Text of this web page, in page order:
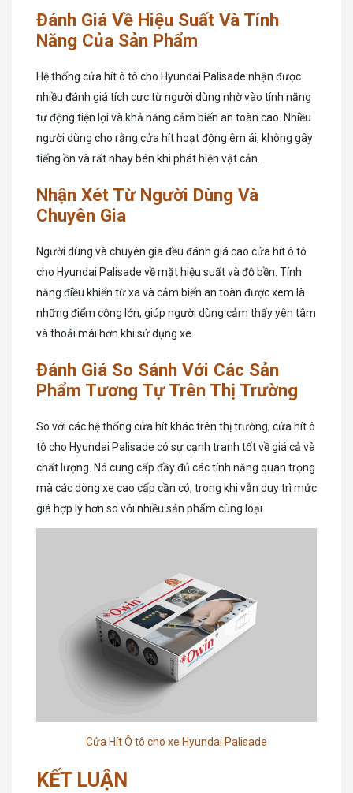
Đánh Giá Về Hiệu Suất Và Tính
Năng Của Sản Phẩm
Hệ thống cửa hít ô tô cho Hyundai Palisade nhận được
nhiều đánh giá tích cực từ người dùng nhờ vào tính năng
tự động tiện lợi và khả năng cảm biến an toàn cao. Nhiều
người dùng cho rằng cửa hít hoạt động êm ái, không gây
tiếng ồn và rất nhạy bén khi phát hiện vật cản.
Nhận Xét Từ Người Dùng Và
Chuyên Gia
Người dùng và chuyên gia đều đánh giá cao cửa hít ô tô
cho Hyundai Palisade về mặt hiệu suất và độ bền. Tính
năng điều khiển từ xa và cảm biến an toàn được xem là
những điểm cộng lớn, giúp người dùng cảm thấy yên tâm
và thoải mái hơn khi sử dụng xe.
Đánh Giá So Sánh Với Các Sản
Phẩm Tương Tự Trên Thị Trường
So với các hệ thống cửa hít khác trên thị trường, cửa hít ô
tô cho Hyundai Palisade có sự cạnh tranh tốt về giá cả và
chất lượng. Nó cung cấp đầy đủ các tính năng quan trọng
mà các dòng xe cao cấp cần có, trong khi vẫn duy trì mức
giá hợp lý hơn so với nhiều sản phẩm cùng loại.
Cửa Hít Ô tô cho xe Hyundai Palisade
KẾT LUẬN